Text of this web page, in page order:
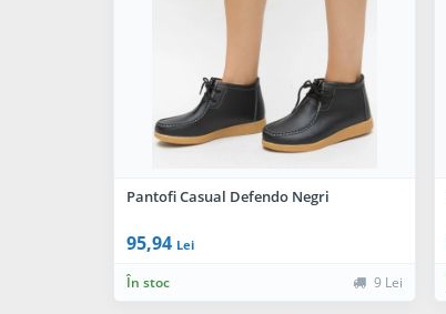
Pantofi Casual Defendo Negri
95,94 Lei
În stoc 9 Lei